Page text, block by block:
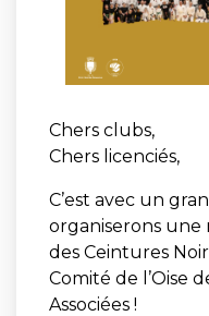
Chers clubs,
Chers licenciés,
C’est avec un
organiserons une
des Ceintures
Comité de l’Oise
Associées !